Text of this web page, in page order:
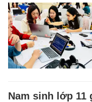
Nam sinh lớp 11